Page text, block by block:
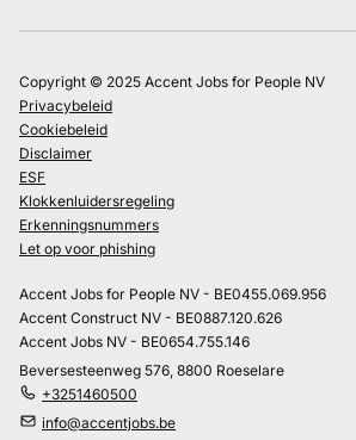
Copyright © 2025 Accent Jobs for People NV
Privacybeleid
Cookiebeleid
Disclaimer
ESF
Klokkenluidersregeling
Erkenningsnummers
Let op voor phishing
Accent Jobs for People NV - BE0455.069.956
Accent Construct NV - BE0887.120.626
Accent Jobs NV - BE0654.755.146
Beversesteenweg 576, 8800 Roeselare
+3251460500
info@accentjobs.be